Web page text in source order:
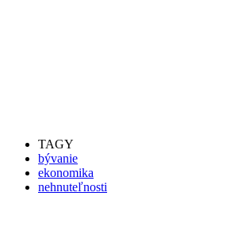
TAGY
bývanie
ekonomika
nehnuteľnosti